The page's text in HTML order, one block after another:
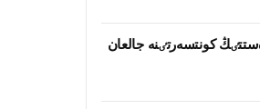
ۋەستتٸڭ كونتسەرتٸنە جالعان